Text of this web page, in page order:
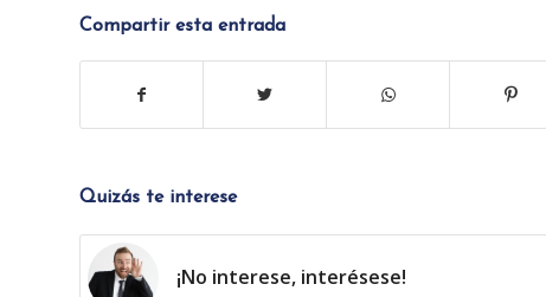
Compartir esta entrada
Quizás te interese
¡No interese, interésese!